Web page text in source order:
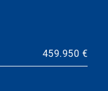
459.950 €